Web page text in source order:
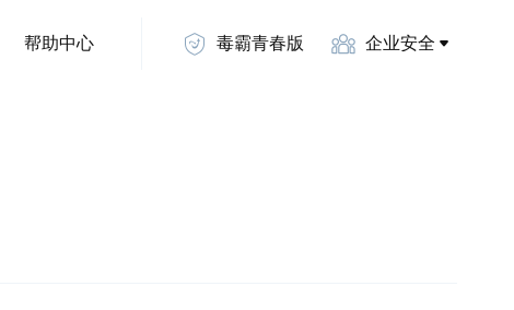
帮助中心 毒霸青春版 企业安全